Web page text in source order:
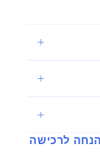
הצטרפו לחברים שלנו וקבלו 10% הנחה לרכישה